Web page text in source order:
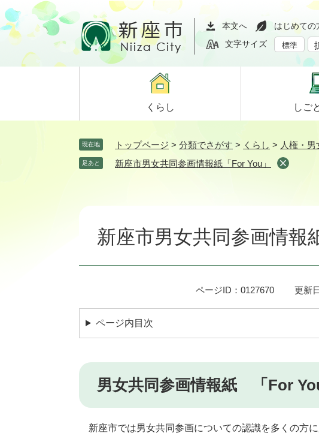
ペ
ー
ジ
メ
ニ
ュ
て
本文へ はじめての
文字サイズ
標準
くらし しご
現在地 トップページ > 分類でさがす > くらし > 人権・
足あと 新座市男女共同参画情報紙「For You」
新座市男女共同参画情報
ページID：0127670 更新
ページ内目次
男女共同参画情報紙 「For
新座市では男女共同参画についての認識を多くの方